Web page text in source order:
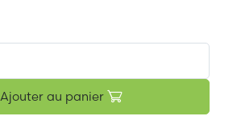
Ajouter au panier